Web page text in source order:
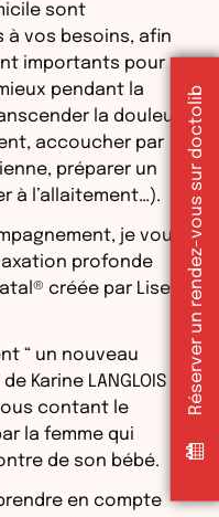
sont
à vos besoins, afin
importants pour
pendant la
la douleur,
accoucher par
préparer un
à l’allaitement…).
je vous
profonde
créée par Lise
“ un nouveau
Karine LANGLOIS
contant le
la femme qui
de son bébé.
en compte
Réserver un rendez-vous sur doctolib